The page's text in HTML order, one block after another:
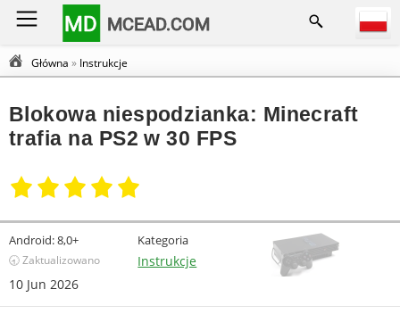
MD MCEAD.COM
Główna » Instrukcje
Blokowa niespodzianka: Minecraft
trafia na PS2 w 30 FPS
Android:8,0+
🕣 Zaktualizowano
10 Jun 2026
Kategoria
Instrukcje